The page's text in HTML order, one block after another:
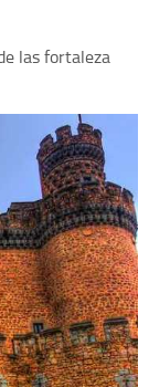
las fortaleza